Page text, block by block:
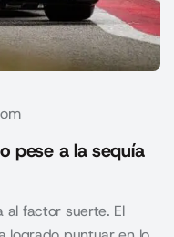
pese a la sequía
al factor suerte. El